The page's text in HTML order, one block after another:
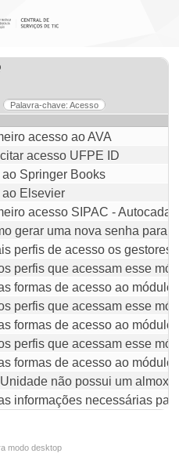
Palavra-chave: Acesso
acesso ao AVA
acesso UFPE ID
ao Springer Books
ao Elsevier
acesso SIPAC -
gerar uma nova senha para
perfis de acesso os
perfis que acessam esse
formas de acesso ao
perfis que acessam esse
formas de acesso ao
perfis que acessam esse
formas de acesso ao
não possui um
informações necessárias
modo desktop